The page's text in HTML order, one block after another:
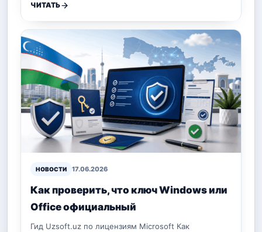
ЧИТАТЬ
НОВОСТИ 17.06.2026
Как проверить, что ключ Windows или
Office официальный
Гид Uzsoft.uz по лицензиям Microsoft Как